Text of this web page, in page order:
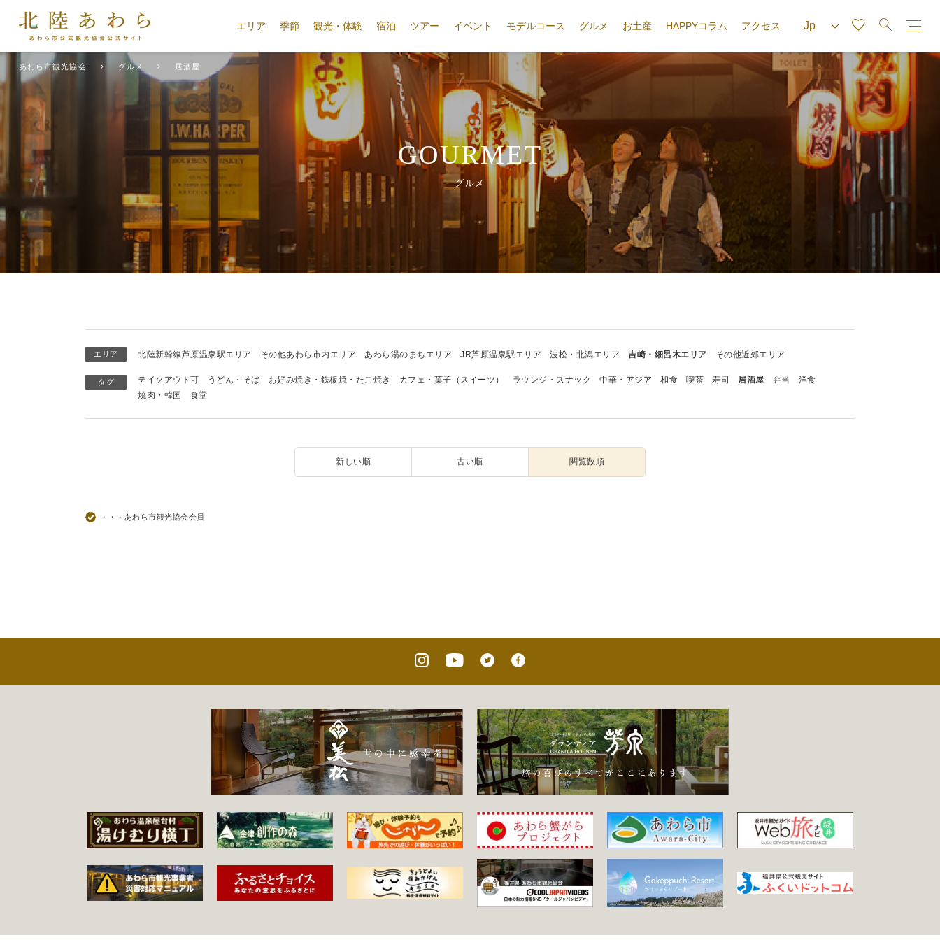
エリア 季節 観光・体験 宿泊 ツアー イベント モデルコース グルメ お土産 HAPPYコラム アクセス
あわら市観光協会 グルメ 居酒屋
GOURMET
グルメ
エリア 北陸新幹線芦原温泉駅エリア その他あわら市内エリア あわら湯のまちエリア JR芦原温泉駅エリア 波松・北潟エリア 吉崎・細呂木エリア その他近郊エリア
タグ テイクアウト可 うどん・そば お好み焼き・鉄板焼・たこ焼き カフェ・菓子（スイーツ） ラウンジ・スナック 中華・アジア 和食 喫茶 寿司 居酒屋 弁当
洋食
焼肉・韓国
食堂
新しい順 古い順 閲覧数順
・・・あわら市観光協会会員